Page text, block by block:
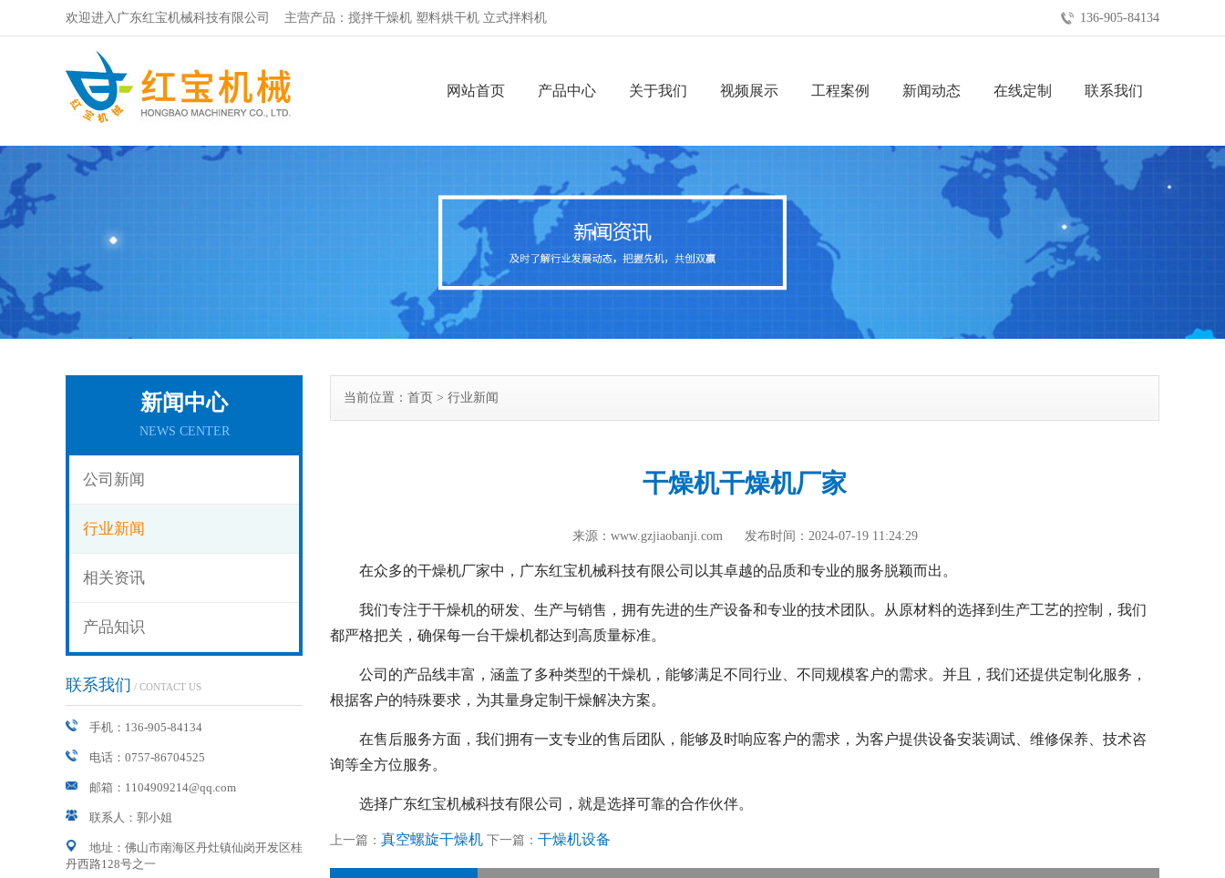
欢迎进入广东红宝机械科技有限公司 主营产品：搅拌干燥机 塑料烘干机 立式拌料机 136-905-84134
网站首页 产品中心 关于我们 视频展示 工程案例 新闻动态 在线定制 联系我们
新闻中心
NEWS CENTER
公司新闻
行业新闻
相关资讯
产品知识
联系我们 / CONTACT US
手机：136-905-84134
电话：0757-86704525
邮箱：1104909214@qq.com
联系人：郭小姐
地址：佛山市南海区丹灶镇仙岗开发区桂
丹西路128号之一
当前位置： 首页 > 行业新闻
干燥机干燥机厂家
来源：www.gzjiaobanji.com 发布时间： 2024-07-19 11:24:29
在众多的干燥机厂家中，广东红宝机械科技有限公司以其卓越的品质和专业的服务脱颖而出。
我们专注于干燥机的研发、生产与销售，拥有先进的生产设备和专业的技术团队。从原材料的选择到生产工艺的控制，我们
都严格把关，确保每一台干燥机都达到高质量标准。
公司的产品线丰富，涵盖了多种类型的干燥机，能够满足不同行业、不同规模客户的需求。并且，我们还提供定制化服务，
根据客户的特殊要求，为其量身定制干燥解决方案。
在售后服务方面，我们拥有一支专业的售后团队，能够及时响应客户的需求，为客户提供设备安装调试、维修保养、技术咨
询等全方位服务。
选择广东红宝机械科技有限公司，就是选择可靠的合作伙伴。
上一篇： 真空螺旋干燥机 下一篇： 干燥机设备